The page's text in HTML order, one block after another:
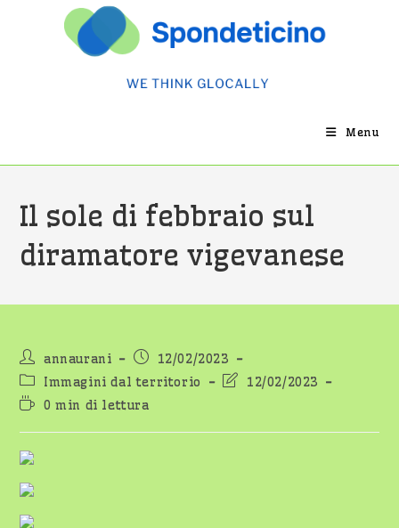
Menu
Il sole di febbraio sul
diramatore vigevanese
Autore
dell'articolo:
annaurani
Articolo
pubblicato:
12/02/2023
Categoria
dell'articolo:
Immagini dal territorio
Ultima12/02/2023
Tempo
lettura:
0 min di lettura